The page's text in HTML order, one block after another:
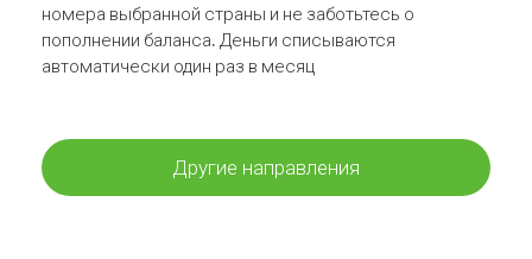
номера выбранной страны и не заботьтесь о
пополнении баланса. Деньги списываются
автоматически один раз в месяц
Другие направления